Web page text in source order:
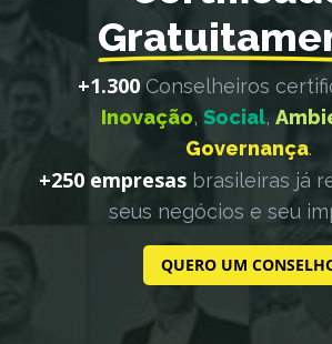
+1.300 Conselheiros
Inovação, Social,
Governança.
+250 empresas brasileiras já
seus negócios e seu
QUERO UM